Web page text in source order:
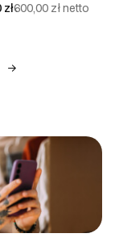
zł600,00 złnetto